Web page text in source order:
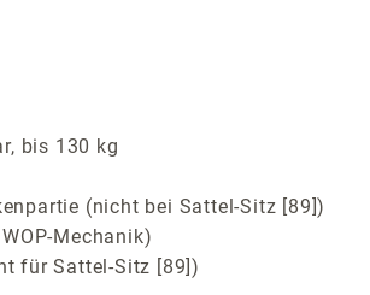
bis 130 kg
(nicht bei Sattel-Sitz [89])
Mechanik)
für Sattel-Sitz [89])